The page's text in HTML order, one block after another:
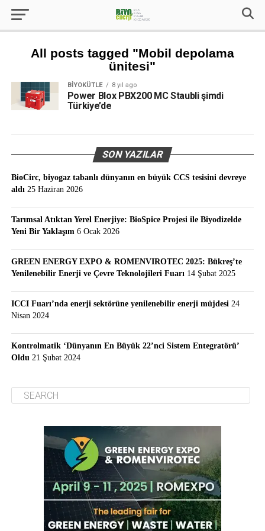
All posts tagged "Mobil depolama
ünitesi"
BIYOKÜTLE 8 yıl ago
Power Blox PBX200 MC Staubli şimdi
Türkiye’de
SON YAZILAR
BioCirc, biyogaz tabanlı dünyanın en büyük CCS tesisini devreye
aldı 25 Haziran 2026
Tarımsal Atıktan Yerel Enerjiye: BioSpice Projesi ile Biyodizelde
Yeni Bir Yaklaşım 6 Ocak 2026
GREEN ENERGY EXPO & ROMENVIROTEC 2025: Bükreş’te
Yenilenebilir Enerji ve Çevre Teknolojileri Fuarı 14 Şubat 2025
ICCI Fuarı’nda enerji sektörüne yenilenebilir enerji müjdesi 24
Nisan 2024
Kontrolmatik ‘Dünyanın En Büyük 22’nci Sistem Entegratörü’
Oldu 21 Şubat 2024